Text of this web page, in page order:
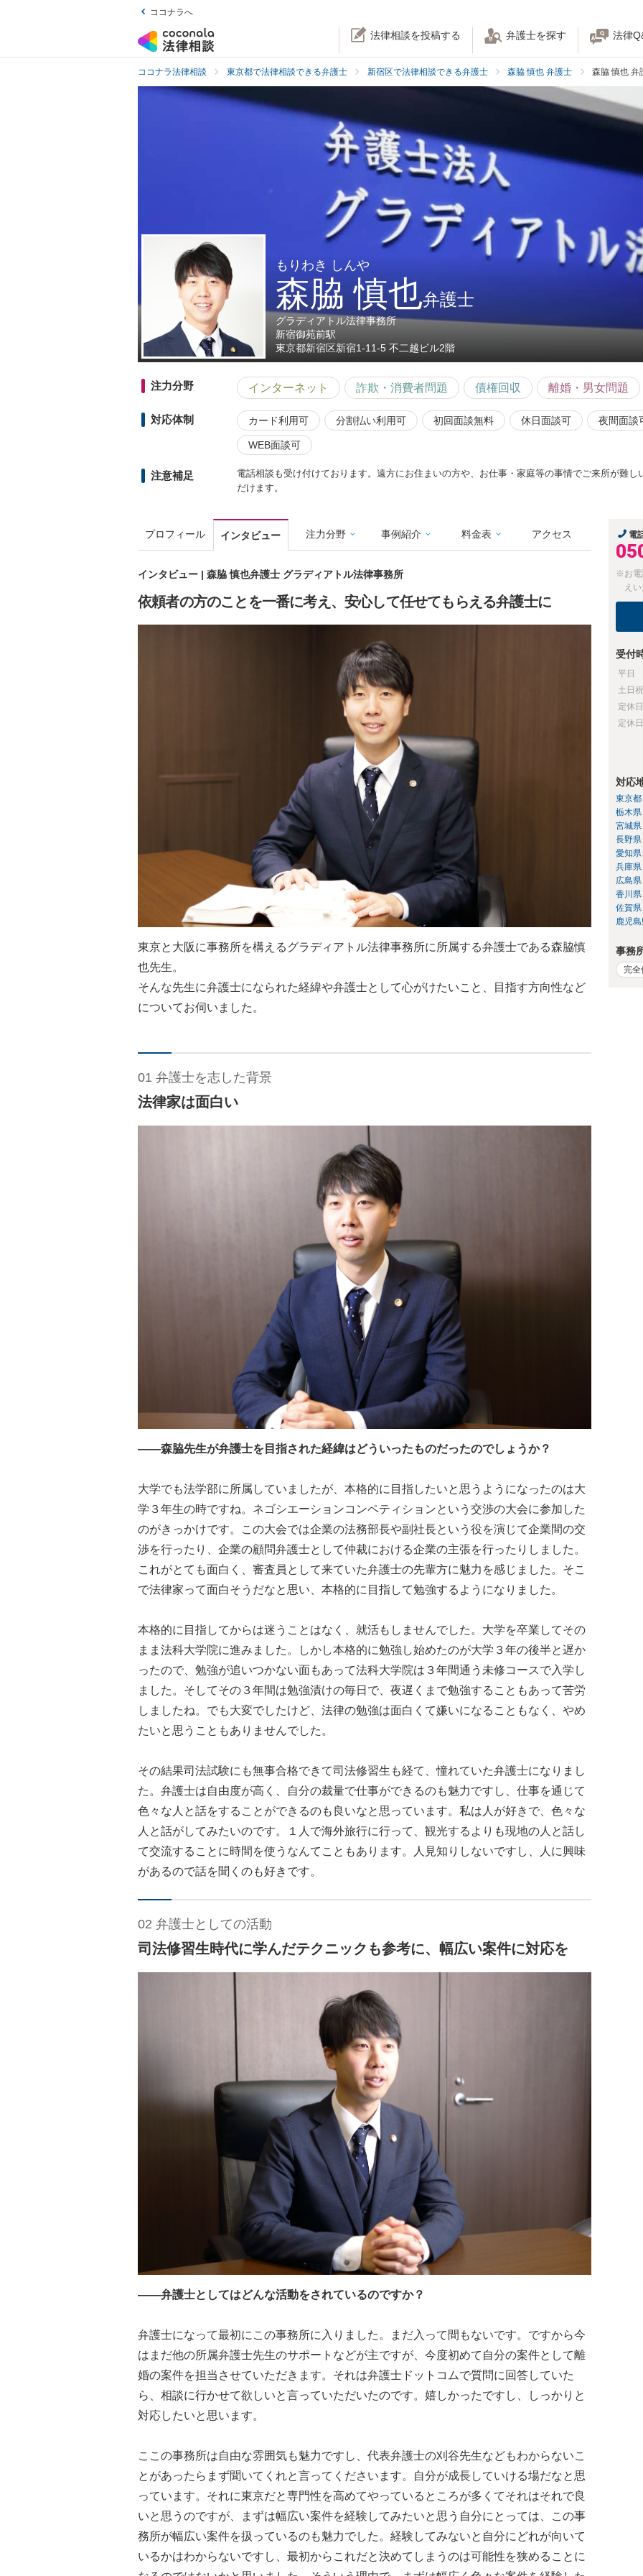
ココナラへ
法律相談を投稿する 弁護士を探す 法律
ココナラ法律相談 東京都で法律相談できる弁護士 新宿区で法律相談できる弁護士 森脇 慎也 弁護士 森脇 慎也 弁
もりわき しんや
森脇 慎也弁護士
グラディアトル法律事務所
新宿御苑前駅
東京都新宿区新宿1-11-5 不二越ビル2階
注力分野 インターネット 詐欺・消費者問題 債権回収 離婚・男女問題
対応体制 カード利用可 分割払い利用可 初回面談無料 休日面談可 夜間面談
WEB面談可
注意補足
電話相談も受け付けております。遠方にお住まいの方や、お仕事・家庭等の事情でご来所が難し
だけます。
プロフィール インタビュー 注力分野 事例紹介 料金表 アクセス
インタビュー | 森脇 慎也弁護士 グラディアトル法律事務所
依頼者の方のことを一番に考え、安心して任せてもらえる弁護士に
東京と大阪に事務所を構えるグラディアトル法律事務所に所属する弁護士である森脇慎
也先生。
そんな先生に弁護士になられた経緯や弁護士として心がけたいこと、目指す方向性など
についてお伺いました。
01 弁護士を志した背景
法律家は面白い
――森脇先生が弁護士を目指された経緯はどういったものだったのでしょうか？
大学でも法学部に所属していましたが、本格的に目指したいと思うようになったのは大
学３年生の時ですね。ネゴシエーションコンペティションという交渉の大会に参加した
のがきっかけです。この大会では企業の法務部長や副社長という役を演じて企業間の交
渉を行ったり、企業の顧問弁護士として仲裁における企業の主張を行ったりしました。
これがとても面白く、審査員として来ていた弁護士の先輩方に魅力を感じました。そこ
で法律家って面白そうだなと思い、本格的に目指して勉強するようになりました。
本格的に目指してからは迷うことはなく、就活もしませんでした。大学を卒業してその
まま法科大学院に進みました。しかし本格的に勉強し始めたのが大学３年の後半と遅か
ったので、勉強が追いつかない面もあって法科大学院は３年間通う未修コースで入学し
ました。そしてその３年間は勉強漬けの毎日で、夜遅くまで勉強することもあって苦労
しましたね。でも大変でしたけど、法律の勉強は面白くて嫌いになることもなく、やめ
たいと思うこともありませんでした。
その結果司法試験にも無事合格できて司法修習生も経て、憧れていた弁護士になりまし
た。弁護士は自由度が高く、自分の裁量で仕事ができるのも魅力ですし、仕事を通じて
色々な人と話をすることができるのも良いなと思っています。私は人が好きで、色々な
人と話がしてみたいのです。１人で海外旅行に行って、観光するよりも現地の人と話し
て交流することに時間を使うなんてこともあります。人見知りしないですし、人に興味
があるので話を聞くのも好きです。
02 弁護士としての活動
司法修習生時代に学んだテクニックも参考に、幅広い案件に対応を
――弁護士としてはどんな活動をされているのですか？
弁護士になって最初にこの事務所に入りました。まだ入って間もないです。ですから今
はまだ他の所属弁護士先生のサポートなどが主ですが、今度初めて自分の案件として離
婚の案件を担当させていただきます。それは弁護士ドットコムで質問に回答していた
ら、相談に行かせて欲しいと言っていただいたのです。嬉しかったですし、しっかりと
対応したいと思います。
ここの事務所は自由な雰囲気も魅力ですし、代表弁護士の刈谷先生などもわからないこ
とがあったらまず聞いてくれと言ってくださいます。自分が成長していける場だなと思
っています。それに東京だと専門性を高めてやっているところが多くてそれはそれで良
いと思うのですが、まずは幅広い案件を経験してみたいと思う自分にとっては、この事
務所が幅広い案件を扱っているのも魅力でした。経験してみないと自分にどれが向いて
いるかはわからないですし、最初からこれだと決めてしまうのは可能性を狭めることに
電
※お電
え
受付
平日
土日
定休日
定休
対応
東京都
栃木県
宮城県
長野県
愛知県
兵庫県
広島県
香川県
佐賀県
鹿児
事務
完全